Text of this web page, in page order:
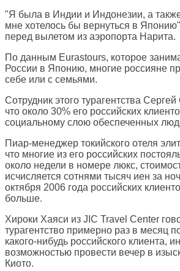
"Я была в Индии и Индонезии, а
мне хотелось бы вернуться в
перед вылетом из аэропорта Нарита.
По данным Eurastours, которое
России в Японию, многие россияне
себе или с семьями.
Сотрудник этого турагентства Сергей
что около 30% его российских
социальному слою обеспеченных
Пиар-менеджер токийского отеля
что многие из его российских
около недели в номере люкс,
исчисляется сотнями тысяч иен за
октября 2006 года российских
больше.
Хироки Хаяси из JIC Travel Center
турагентство примерно раз в месяц
какого-нибудь российского клиента,
возможностью провести вечер в
Киото.